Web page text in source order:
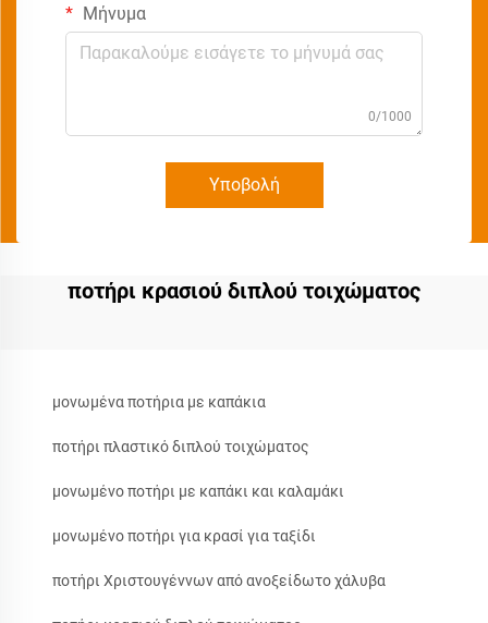
Μήνυμα
0/1000
Υποβολή
ποτήρι κρασιού διπλού τοιχώματος
μονωμένα ποτήρια με καπάκια
ποτήρι πλαστικό διπλού τοιχώματος
μονωμένο ποτήρι με καπάκι και καλαμάκι
μονωμένο ποτήρι για κρασί για ταξίδι
ποτήρι Χριστουγέννων από ανοξείδωτο χάλυβα